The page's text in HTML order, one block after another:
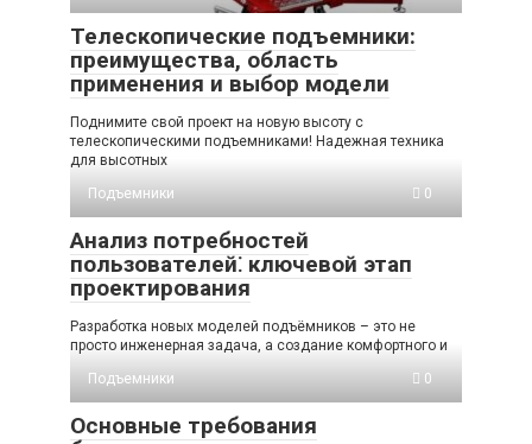
Телескопические подъемники:
преимущества, область
применения и выбор модели
Поднимите свой проект на новую высоту с
телескопическими подъемниками! Надежная техника
для высотных
Подъемники
0
Анализ потребностей
пользователей⁚ ключевой этап
проектирования
Разработка новых моделей подъёмников – это не
просто инженерная задача, а создание комфортного и
Подъемники
0
Основные требования